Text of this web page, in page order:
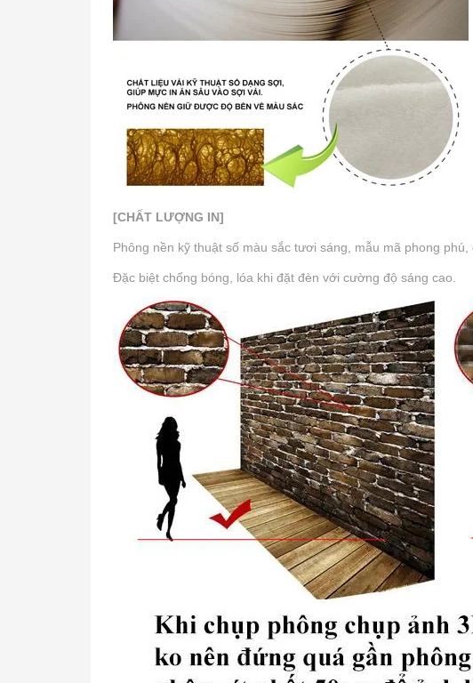
[CHẤT LƯỢNG IN]
Phông nền kỹ thuật số màu sắc tươi sáng, mẫu mã phong phú,
Đặc biệt chống bóng, lóa khi đặt đèn với cường độ sáng cao.